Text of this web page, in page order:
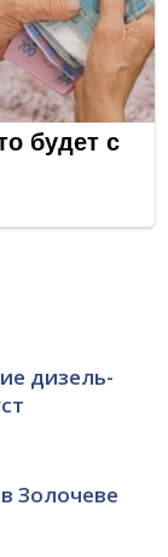
дизель-
Золочеве